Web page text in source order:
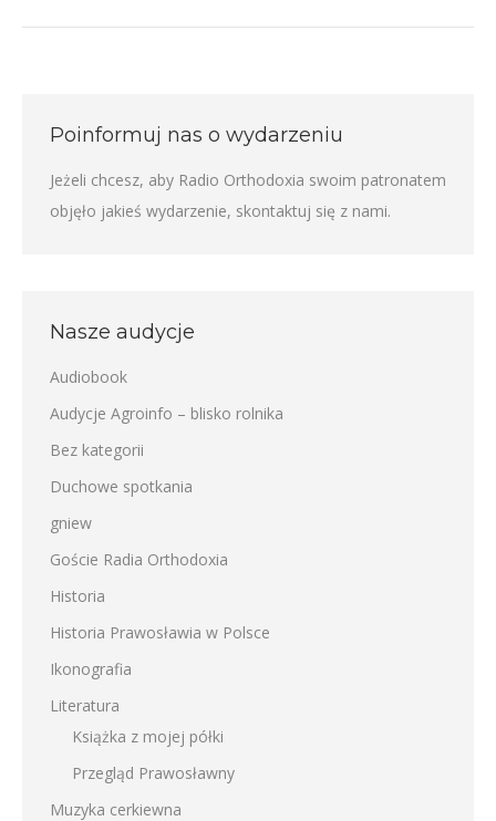
Poinformuj nas o wydarzeniu
Jeżeli chcesz, aby Radio Orthodoxia swoim patronatem
objęło jakieś wydarzenie, skontaktuj się z nami.
Nasze audycje
Audiobook
Audycje Agroinfo – blisko rolnika
Bez kategorii
Duchowe spotkania
gniew
Goście Radia Orthodoxia
Historia
Historia Prawosławia w Polsce
Ikonografia
Literatura
Książka z mojej półki
Przegląd Prawosławny
Muzyka cerkiewna